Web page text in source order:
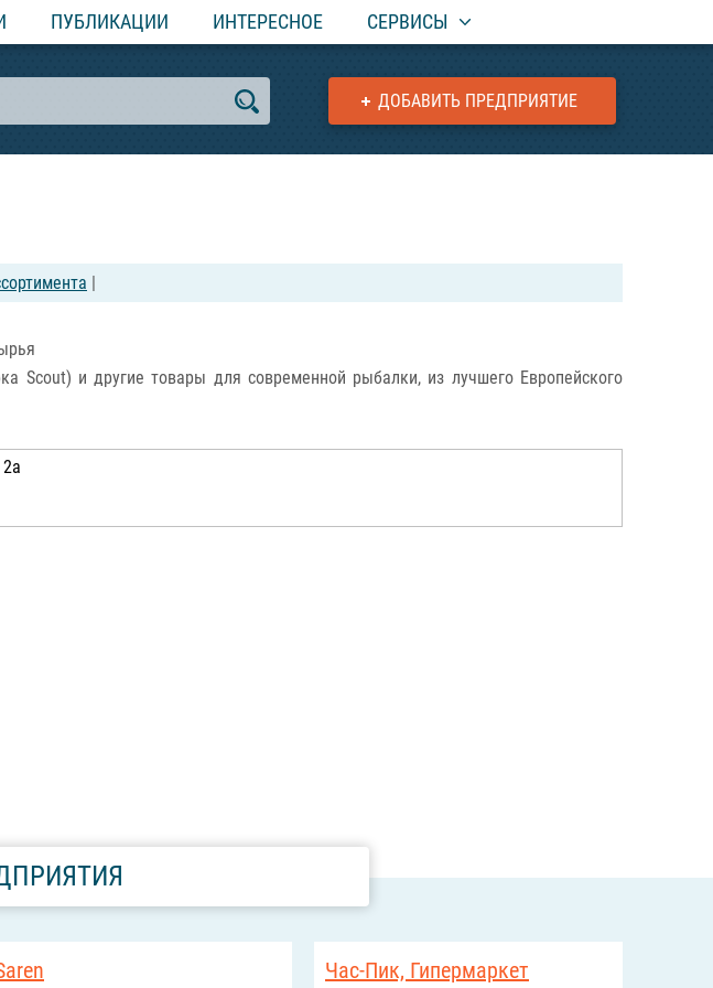
ПУБЛИКАЦИИ ИНТЕРЕСНОЕ СЕРВИСЫ
ДОБАВИТЬ ПРЕДПРИЯТИЕ
|
Scout) и другие товары для современной рыбалки, из лучшего Европейского
Час-Пик, Гипермаркет